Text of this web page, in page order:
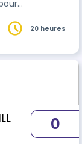
20 heures
0